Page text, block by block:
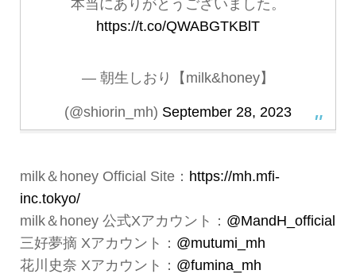
本当にありがとうございました。
https://t.co/QWABGTKBlT
— 朝生しおり【milk&honey】
(@shiorin_mh) September 28, 2023
milk＆honey Official Site： https://mh.mfi-
inc.tokyo/
milk＆honey 公式Xアカウント： @MandH_official
三好夢摘 Xアカウント： @mutumi_mh
花川史奈 Xアカウント： @fumina_mh